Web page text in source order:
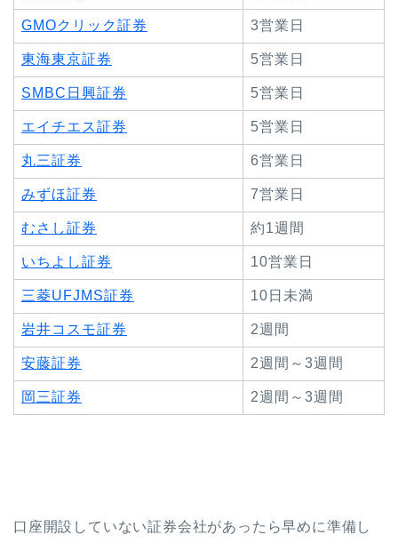
GMOクリック証券 3営業日
東海東京証券 5営業日
SMBC日興証券 5営業日
エイチエス証券 5営業日
丸三証券 6営業日
みずほ証券 7営業日
むさし証券 約1週間
いちよし証券 10営業日
三菱UFJMS証券 10日未満
岩井コスモ証券 2週間
安藤証券 2週間～3週間
岡三証券 2週間～3週間
口座開設していない証券会社があったら早めに準備し